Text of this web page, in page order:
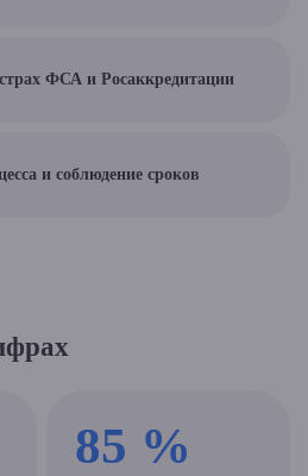
ФСА и Росаккредитации
и соблюдение сроков
85 %